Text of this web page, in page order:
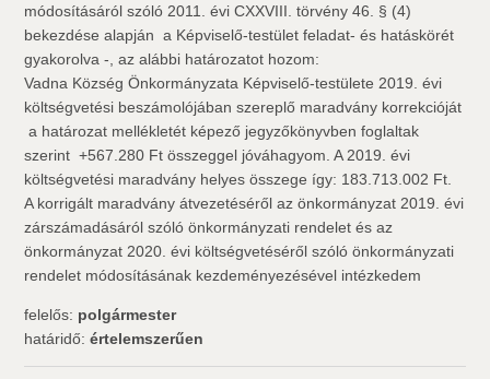
módosításáról szóló 2011. évi CXXVIII. törvény 46. § (4)
bekezdése alapján  a Képviselő-testület feladat- és hatáskörét
gyakorolva -, az alábbi határozatot hozom:
Vadna Község Önkormányzata Képviselő-testülete 2019. évi
költségvetési beszámolójában szereplő maradvány korrekcióját
 a határozat mellékletét képező jegyzőkönyvben foglaltak
szerint  +567.280 Ft összeggel jóváhagyom. A 2019. évi
költségvetési maradvány helyes összege így: 183.713.002 Ft.
A korrigált maradvány átvezetéséről az önkormányzat 2019. évi
zárszámadásáról szóló önkormányzati rendelet és az
önkormányzat 2020. évi költségvetéséről szóló önkormányzati
rendelet módosításának kezdeményezésével intézkedem
felelős: polgármester
határidő:értelemszerűen